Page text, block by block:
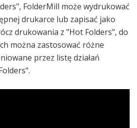
FolderMill może wydrukować
drukarce lub zapisać jako
drukowania z "Hot Folders", do
można zastosować różne
przez listę działań